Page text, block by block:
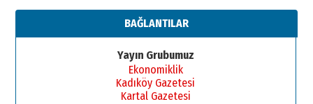
BAĞLANTILAR
Yayın Grubumuz
Ekonomiklik
Kadıköy Gazetesi
Kartal Gazetesi